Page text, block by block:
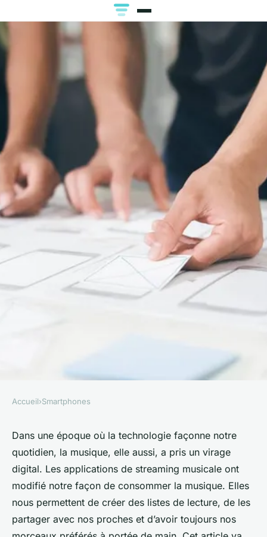
SMARTPHONES
Quelles applications
recommander pour créer et
partager des listes de lecture
musicales avec vos amis et
votre famille ?
Accueil›Smartphones
Dans une époque où la technologie façonne notre
quotidien, la musique, elle aussi, a pris un virage
digital. Les applications de streaming musicale ont
modifié notre façon de consommer la musique. Elles
nous permettent de créer des listes de lecture, de les
partager avec nos proches et d’avoir toujours nos